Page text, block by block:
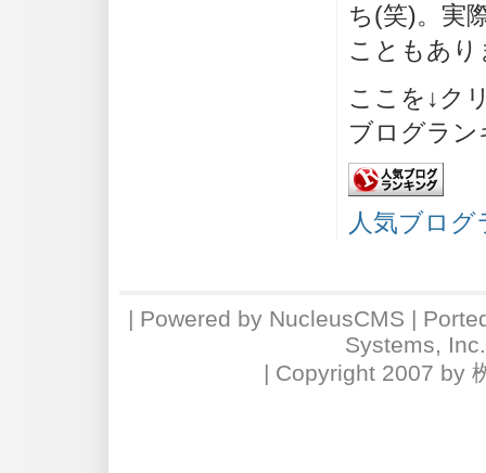
ち(笑)。実
こともあり
ここを↓ク
ブログラン
人気ブロ
| Powered by NucleusCMS |
Systems,
| Copyright 2007 by